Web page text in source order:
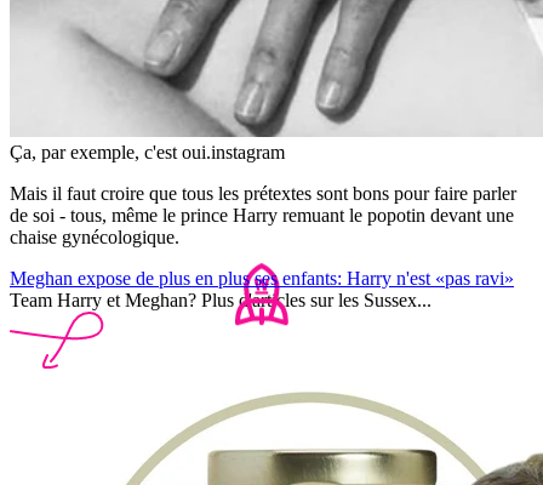
Ça, par exemple, c'est oui.instagram
Mais il faut croire que tous les prétextes sont bons pour faire parler
de soi - tous, même le prince Harry remuant le popotin devant une
chaise gynécologique.
Meghan expose de plus en plus ses enfants: Harry n'est «pas ravi»
Team Harry et Meghan? Plus d'articles sur les Sussex...